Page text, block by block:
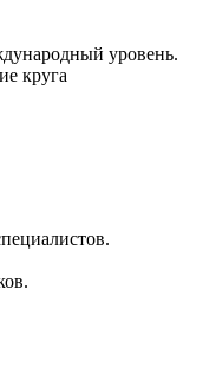
уровень.
круга